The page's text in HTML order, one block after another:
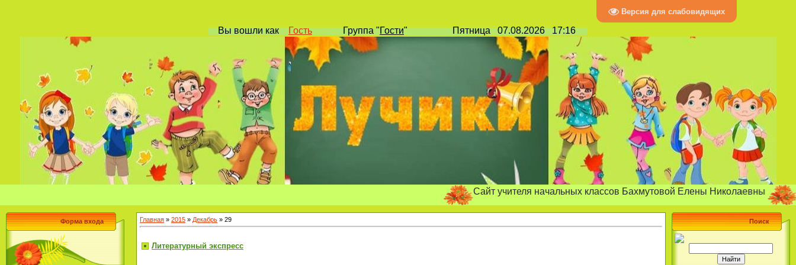
Версия для слабовидящих
Вы вошликак Гость Группа"Гости" Пятница07.08.202617:16
Сайт учителя начальных классов Бахмутовой Елены Николаевны "Радость
Форма входа Главная » 2015 » Декабрь » 29
Литературный экспресс
Поиск